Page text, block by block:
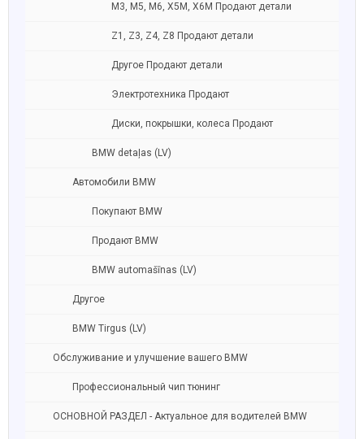
M3, M5, M6, X5M, X6M Продают детали
Z1, Z3, Z4, Z8 Продают детали
Другое Продают детали
Электротехника Продают
Диски, покрышки, колеса Продают
BMW detaļas (LV)
Автомобили BMW
Покупают BMW
Продают BMW
BMW automašīnas (LV)
Другое
BMW Tirgus (LV)
Обслуживание и улучшение вашего BMW
Профессиональный чип тюнинг
ОСНОВНОЙ РАЗДЕЛ - Актуальное для водителей BMW